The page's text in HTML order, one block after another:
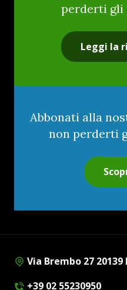
perderti
Leggi la
Abbonati alla
non perderti
Via Brembo 27
+39 02 55230950